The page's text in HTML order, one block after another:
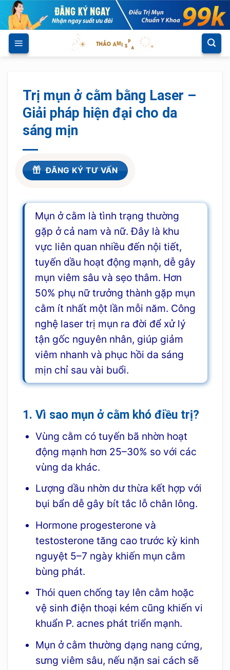
Skip
to
content
Trị mụn ở cằm bằng Laser –
Giải pháp hiện đại cho da
sáng mịn
ĐĂNG KÝ TƯ VẤN
Mụn ở cằm là tình trạng thường
gặp ở cả nam và nữ. Đây là khu
vực liên quan nhiều đến nội tiết,
tuyến dầu hoạt động mạnh, dễ gây
mụn viêm sâu và sẹo thâm. Hơn
50% phụ nữ trưởng thành gặp mụn
cằm ít nhất một lần mỗi năm. Công
nghệ laser trị mụn ra đời để xử lý
tận gốc nguyên nhân, giúp giảm
viêm nhanh và phục hồi da sáng
mịn chỉ sau vài buổi.
1. Vì sao mụn ở cằm khó điều trị?
Vùng cằm có tuyến bã nhờn hoạt
động mạnh hơn 25–30% so với các
vùng da khác.
Lượng dầu nhờn dư thừa kết hợp với
bụi bẩn dễ gây bít tắc lỗ chân lông.
Hormone progesterone và
testosterone tăng cao trước kỳ kinh
nguyệt 5–7 ngày khiến mụn cằm
bùng phát.
Thói quen chống tay lên cằm hoặc
vệ sinh điện thoại kém cũng khiến vi
khuẩn P. acnes phát triển mạnh.
Mụn ở cằm thường dạng nang cứng,
sưng viêm sâu, nếu nặn sai cách sẽ